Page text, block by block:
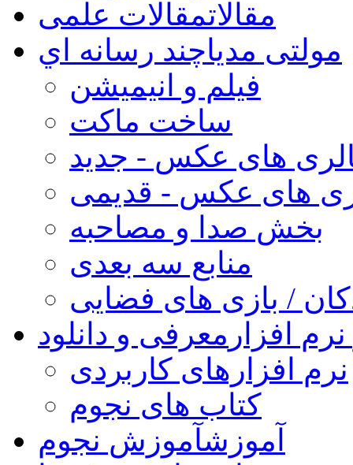
مقالاتمقالات علمی
مولتی مدیاچند رسانه اي
فیلم و انیمیشن
ساخت ماکت
های عکس - جدید
های عکس - قدیمی
بخش صدا و مصاحبه
منابع سه بعدی
/ بازی های فضایی
افزار معرفی و دانلود
نرم افزارهای کاربردی
کتاب های نجوم
آموزشآموزش نجوم